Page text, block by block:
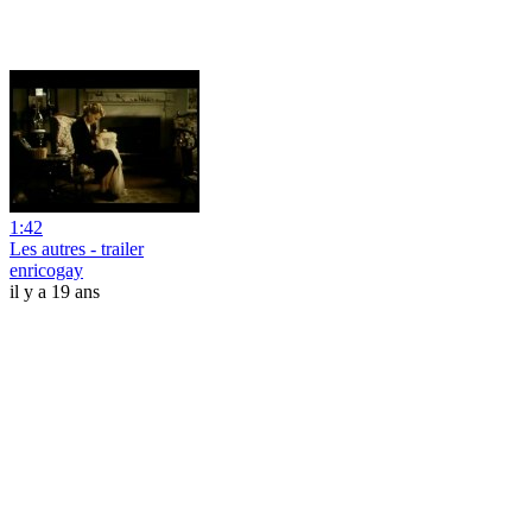
1:42
Les autres - trailer
enricogay
il y a 19 ans